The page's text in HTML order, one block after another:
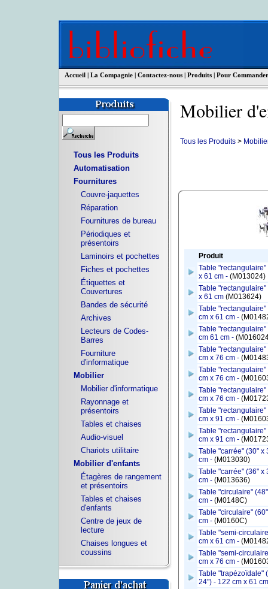
Accueil | La Compagnie | Contactez-nous | Produits | Pour Commander
Tous les Produits
Automatisation
Fournitures
Couvre-jaquettes
Réparation
Fournitures de bureau
Périodiques et
présentoirs
Laminoirs et pochettes
Fiches et pochettes
Étiquettes et
Couvertures
Bandes de sécurité
Archives
Lecteurs de Codes-
Barres
Fourniture
d'informatique
Mobilier
Mobilier d'informatique
Rayonnage et
présentoirs
Tables et chaises
Audio-visuel
Chariots utilitaire
Mobilier d'enfants
Étagères de rangement
et présentoirs
Tables et chaises
d'enfants
Centre de jeux de
lecture
Chaises longues et
coussins
Mobilier
Tous les Produits >
Produit
Table
x 61 cm - (M013024)
Table
x 61 cm (M013624)
Table
cm x 61 cm -
Table
cm 61 cm -
Table
cm x 76 cm -
Table
cm x 76 cm -
Table
cm x 76 cm -
Table
cm x 91 cm -
Table
cm x 91 cm -
Table "carrée" (30" x
cm - (M013030)
Table "carrée" (36" x
cm - (M013636)
Table "circulaire"
cm - (M0148C)
Table "circulaire"
cm - (M0160C)
Table "semi-
cm x 61 cm -
Table "semi-
cm x 76 cm -
Table "trapézoïdale"
24") - 122 cm x 61